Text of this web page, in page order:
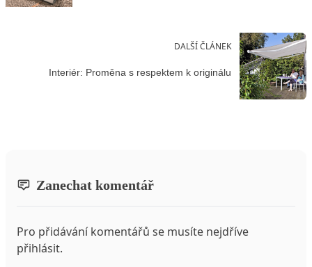
DALŠÍ ČLÁNEK
Interiér: Proměna s respektem k originálu
Zanechat komentář
Pro přidávání komentářů se musíte nejdříve
přihlásit.